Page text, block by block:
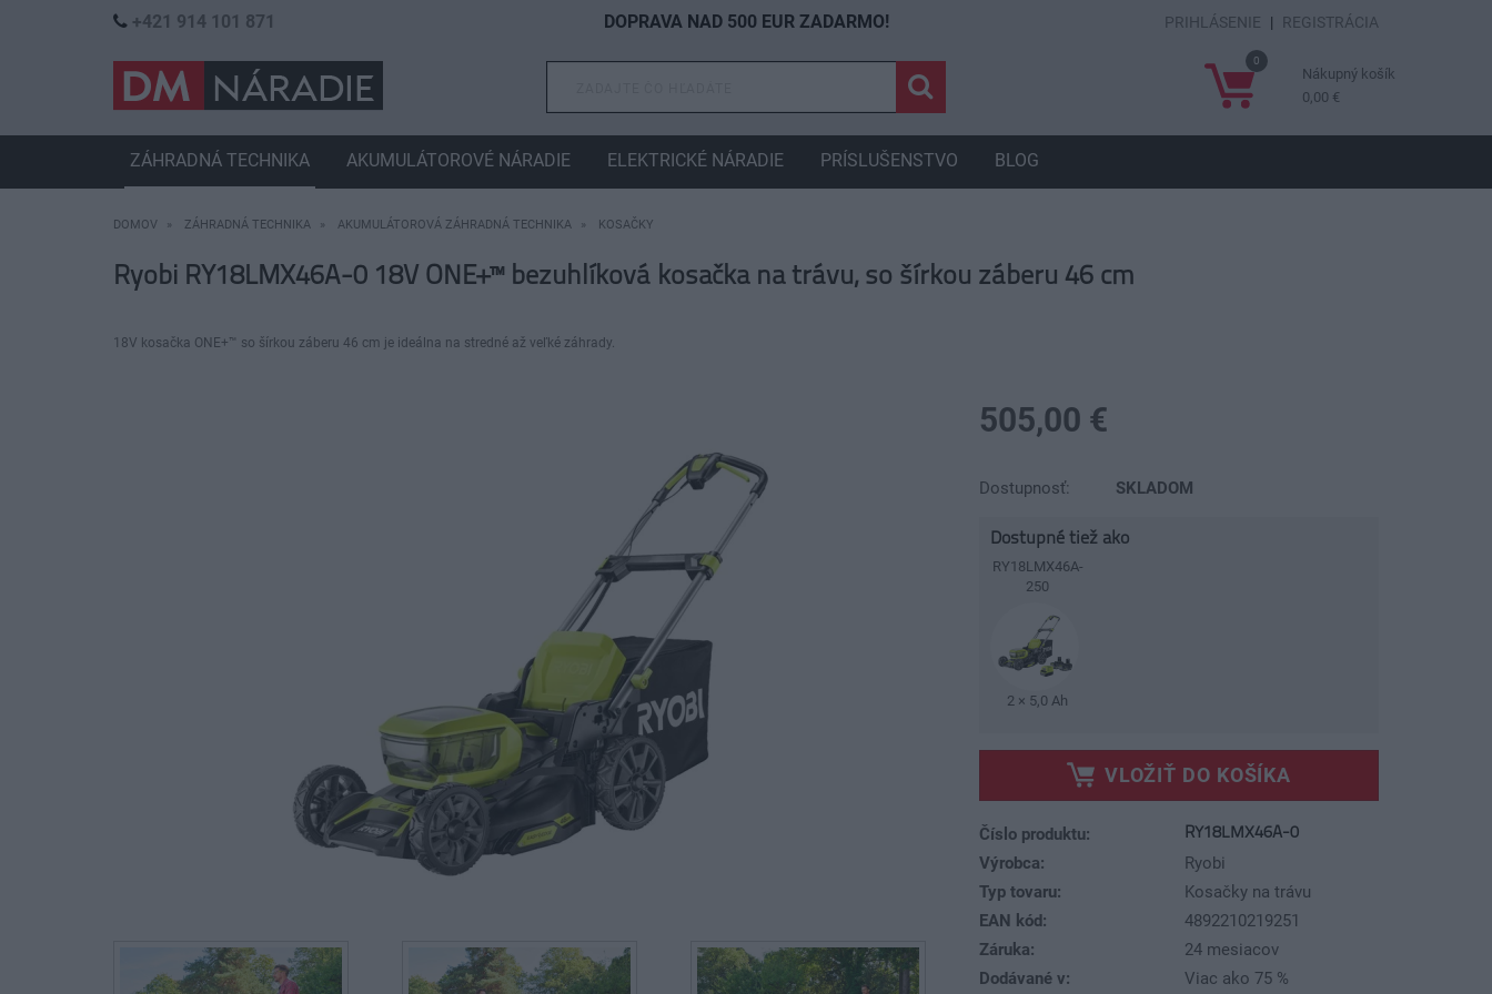
DOMOV ZÁHRADNÁ TECHNIKA AKUMULÁTOROVÁ ZÁHRADNÁ TECHNIKA KOSAČKY
Ryobi RY18LMX46A-0 18V ONE+™ bezuhlíková kosačka na trávu, so šírkou záberu 46 cm
18V kosačka ONE+™ so šírkou záberu 46 cm je ideálna na stredné až veľké záhrady.
505,00 €
Dostupnosť: SKLADOM
Dostupné tiež ako
RY18LMX46A-
250
2 × 5,0 Ah
VLOŽIŤ DO KOŠÍKA
Číslo produktu:
RY18LMX46A-0
Výrobca:
Ryobi
Typ tovaru:
Kosačky na trávu
EAN kód:
4892210219251
Záruka:
24 mesiacov
Dodávané v:
Viac ako 75 %
+421 914 101 871 DOPRAVA NAD 500 EUR ZADARMO! PRIHLÁSENIE | REGISTRÁCIA
0
Nákupný košík
0,00 €
ZÁHRADNÁ TECHNIKA AKUMULÁTOROVÉ NÁRADIE ELEKTRICKÉ NÁRADIE PRÍSLUŠENSTVO BLOG